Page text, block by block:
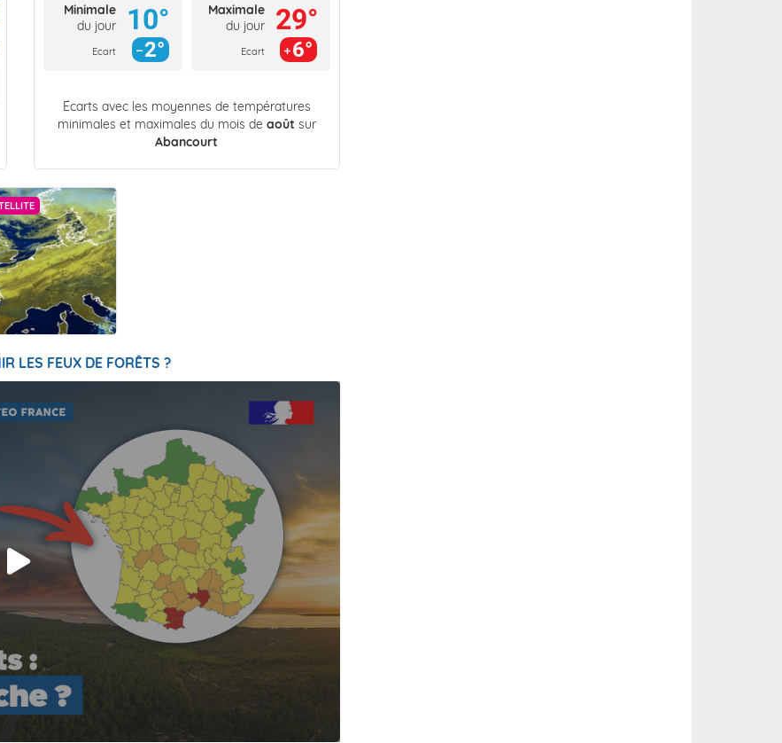
Minimale
du jour
Ecart
10°
2°
Maximale
du jour
Ecart
29°
6°
Écarts avec les moyennes de températures
minimales et maximales du mois de août sur
Abancourt
LES FEUX DE FORÊTS ?